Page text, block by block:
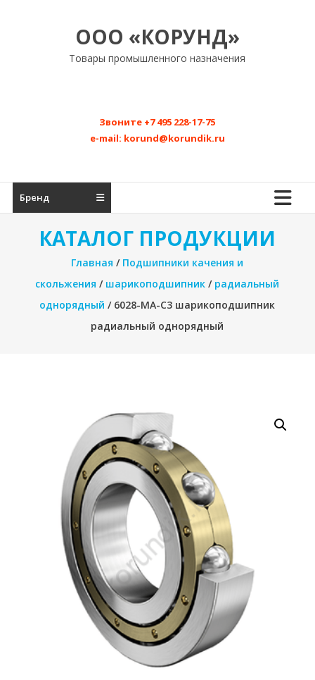
ООО «КОРУНД»
Товары промышленного назначения
Звоните +7 495 228-17-75
e-mail: korund@korundik.ru
Бренд
КАТАЛОГ ПРОДУКЦИИ
Главная / Подшипники качения и
скольжения / шарикоподшипник / радиальный
однорядный / 6028-MA-C3 шарикоподшипник
радиальный однорядный